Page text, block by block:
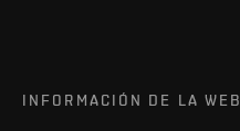
INFORMACIÓN DE LA WEB